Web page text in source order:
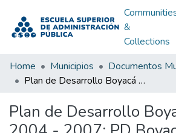
&
Collections
Home Municipios
Documentos
Plan de Desarrollo Boyacá Boyacá 2004 - 2007: PD Boyacá Boyacá 2004 - 2007
Plan de Desarrollo